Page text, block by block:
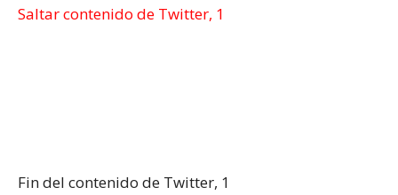
Saltar contenido de Twitter, 1
Fin del contenido de Twitter, 1